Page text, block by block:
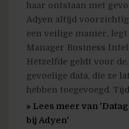
haar ontstaan met
Adyen altijd voorzichtig
een veilige manier,
Manager Business
Hetzelfde geldt voor
gevoelige data, die ze
hebben toegevoegd.
» Lees meer van
bij Adyen'